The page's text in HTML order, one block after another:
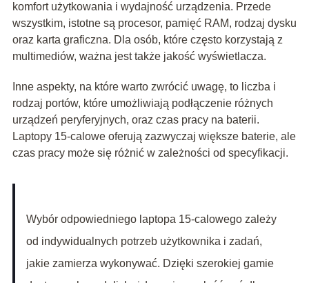
komfort użytkowania i wydajność urządzenia. Przede
wszystkim, istotne są procesor, pamięć RAM, rodzaj dysku
oraz karta graficzna. Dla osób, które często korzystają z
multimediów, ważna jest także jakość wyświetlacza.
Inne aspekty, na które warto zwrócić uwagę, to liczba i
rodzaj portów, które umożliwiają podłączenie różnych
urządzeń peryferyjnych, oraz czas pracy na baterii.
Laptopy 15-calowe oferują zazwyczaj większe baterie, ale
czas pracy może się różnić w zależności od specyfikacji.
Wybór odpowiedniego laptopa 15-calowego zależy
od indywidualnych potrzeb użytkownika i zadań,
jakie zamierza wykonywać. Dzięki szerokiej gamie